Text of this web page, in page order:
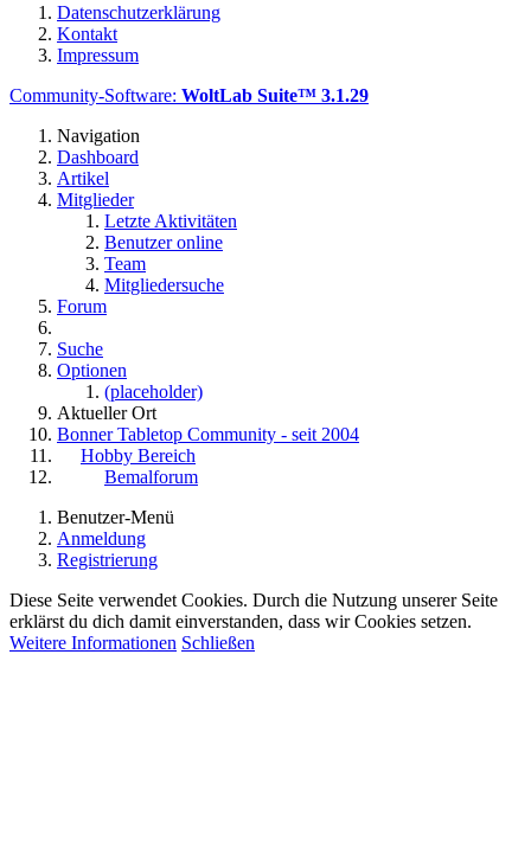
Datenschutzerklärung
Kontakt
Impressum
Community-Software: WoltLab Suite™ 3.1.29
Navigation
Dashboard
Artikel
Mitglieder
Letzte Aktivitäten
Benutzer online
Team
Mitgliedersuche
Forum
Suche
Optionen
(placeholder)
Aktueller Ort
Bonner Tabletop Community - seit 2004
Hobby Bereich
Bemalforum
Benutzer-Menü
Anmeldung
Registrierung
Diese Seite verwendet Cookies. Durch die Nutzung unserer Seite
erklärst du dich damit einverstanden, dass wir Cookies setzen.
Weitere Informationen Schließen